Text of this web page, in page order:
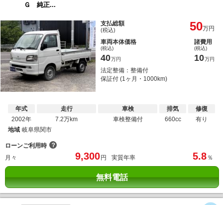
Ｇ 純正...
支払総額
(税込) 50万円
車両本体価格
(税込)
40万円
諸費用
(税込)
10万円
法定整備：整備付
保証付 (1ヶ月・1000km)
年式
2002年
走行
7.2万km
車検
車検整備付
排気
660cc
修復
有り
地域 岐阜県関市
ローンご利用時 ？
月々
9,300円 実質年率 5.8 ％
無料電話